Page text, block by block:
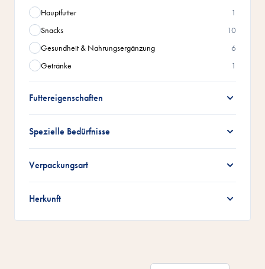
Hauptfutter
1
Snacks
10
Gesundheit & Nahrungsergänzung
6
Getränke
1
Futtereigenschaften
Spezielle Bedürfnisse
Verpackungsart
Herkunft